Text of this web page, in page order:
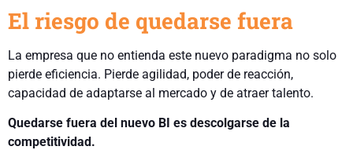
El riesgo de quedarse fuera
La empresa que no entienda este nuevo paradigma no solo
pierde eficiencia. Pierde agilidad, poder de reacción,
capacidad de adaptarse al mercado y de atraer talento.
Quedarse fuera del nuevo BI es descolgarse de la
competitividad.